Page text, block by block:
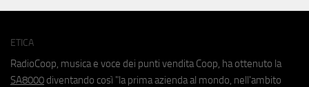
ETICA
RadioCoop, musica e voce dei punti vendita Coop, ha ottenuto la
SA8000 diventando così "la prima azienda al mondo, nell'ambito